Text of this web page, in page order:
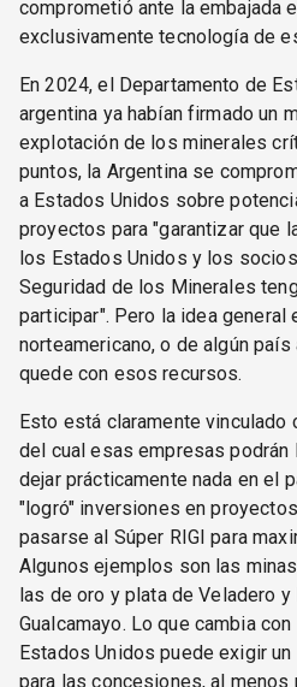
comprometió ante la embajada
exclusivamente tecnología de
En 2024, el Departamento de
argentina ya habían firmado un
explotación de los minerales
puntos, la Argentina se
a Estados Unidos sobre
proyectos para "garantizar que
los Estados Unidos y los
Seguridad de los Minerales
participar". Pero la idea general
norteamericano, o de algún
quede con esos recursos.
Esto está claramente vinculado
del cual esas empresas
dejar prácticamente nada en el
"logró" inversiones en
pasarse al Súper RIGI para
Algunos ejemplos son las
las de oro y plata de Veladero y
Gualcamayo. Lo que cambia
Estados Unidos puede exigir
para las concesiones, al menos